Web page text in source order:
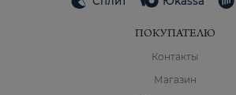
ПОКУПАТЕЛЮ
Контакты
Магазин